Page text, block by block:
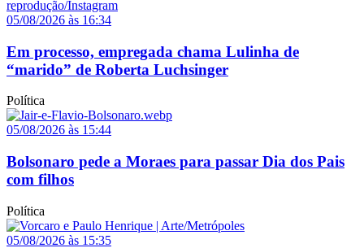
05/08/2026 às 16:34
Em processo, empregada chama Lulinha de
“marido” de Roberta Luchsinger
Política
05/08/2026 às 15:44
Bolsonaro pede a Moraes para passar Dia dos Pais
com filhos
Política
05/08/2026 às 15:35